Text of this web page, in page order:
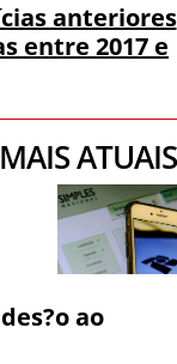
anteriores
entre 2017 e
ATUAIS
ao